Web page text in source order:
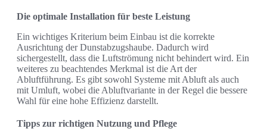
Die optimale Installation für beste Leistung
Ein wichtiges Kriterium beim Einbau ist die korrekte
Ausrichtung der Dunstabzugshaube. Dadurch wird
sichergestellt, dass die Luftströmung nicht behindert wird. Ein
weiteres zu beachtendes Merkmal ist die Art der
Abluftführung. Es gibt sowohl Systeme mit Abluft als auch
mit Umluft, wobei die Abluftvariante in der Regel die bessere
Wahl für eine hohe Effizienz darstellt.
Tipps zur richtigen Nutzung und Pflege